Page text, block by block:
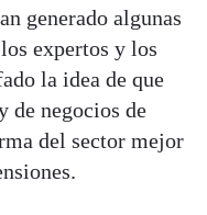
generado algunas
expertos y los
la idea de que
de negocios de
del sector mejor